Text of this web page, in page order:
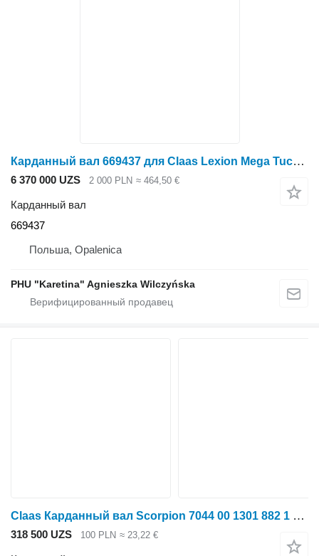
Карданный вал 669437 для Claas Lexion Mega Tucano
6 370 000 UZS 2 000 PLN ≈ 464,50 €
Карданный вал
669437
Польша, Opalenica
PHU "Karetina" Agnieszka Wilczyńska
Claas Карданный вал Scorpion 7044 00 1301 882 1 00 1300 413 1 0 001301 для Claas Scorpion 7044
318 500 UZS 100 PLN ≈ 23,22 €